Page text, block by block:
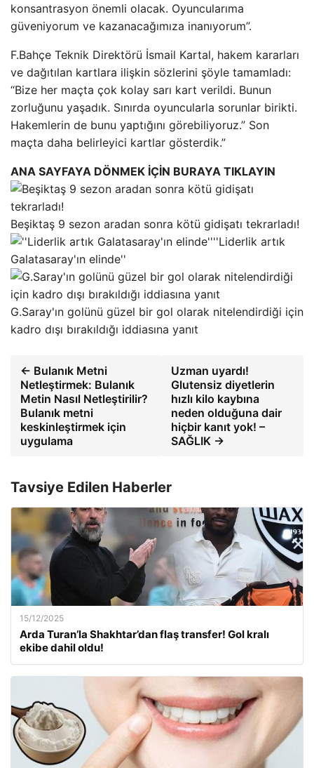
konsantrasyon önemli olacak. Oyuncularıma
güveniyorum ve kazanacağımıza inanıyorum”.
F.Bahçe Teknik Direktörü İsmail Kartal, hakem kararları
ve dağıtılan kartlara ilişkin sözlerini şöyle tamamladı:
“Bize her maçta çok kolay sarı kart verildi. Bunun
zorluğunu yaşadık. Sınırda oyuncularla sorunlar birikti.
Hakemlerin de bunu yaptığını görebiliyoruz.” Son
maçta daha belirleyici kartlar gösterdik.”
ANA SAYFAYA DÖNMEK İÇİN BURAYA TIKLAYIN
Beşiktaş 9 sezon aradan sonra kötü gidişatı tekrarladı!
''Liderlik artık
Galatasaray'ın elinde''
G.Saray'ın golünü güzel bir gol olarak nitelendirdiği için
kadro dışı bırakıldığı iddiasına yanıt
← Bulanık Metni
Netleştirmek: Bulanık
Metin Nasıl Netleştirilir?
Bulanık metni
keskinleştirmek için
uygulama
Uzman uyardı!
Glutensiz diyetlerin
hızlı kilo kaybına
neden olduğuna dair
hiçbir kanıt yok! –
SAĞLIK →
Tavsiye Edilen Haberler
15/12/2025
Arda Turan’la Shakhtar’dan flaş transfer! Gol kralı
ekibe dahil oldu!